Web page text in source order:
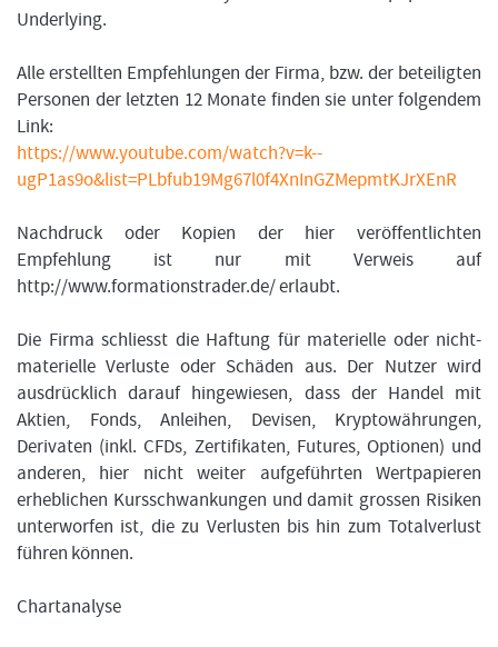
Underlying.
Alle erstellten Empfehlungen der Firma, bzw. der beteiligten
Personen der letzten 12 Monate finden sie unter folgendem
Link:
https://www.youtube.com/watch?v=k--
ugP1as9o&list=PLbfub19Mg67l0f4XnInGZMepmtKJrXEnR
Nachdruck oder Kopien der hier veröffentlichten
Empfehlung ist nur mit Verweis auf
http://www.formationstrader.de/ erlaubt.
Die Firma schliesst die Haftung für materielle oder nicht-
materielle Verluste oder Schäden aus. Der Nutzer wird
ausdrücklich darauf hingewiesen, dass der Handel mit
Aktien, Fonds, Anleihen, Devisen, Kryptowährungen,
Derivaten (inkl. CFDs, Zertifikaten, Futures, Optionen) und
anderen, hier nicht weiter aufgeführten Wertpapieren
erheblichen Kursschwankungen und damit grossen Risiken
unterworfen ist, die zu Verlusten bis hin zum Totalverlust
führen können.
Chartanalyse